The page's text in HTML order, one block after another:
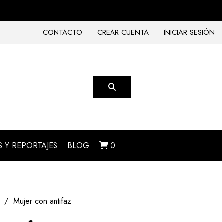
CONTACTO
CREAR CUENTA INICIAR SESIÓN
Y REPORTAJES BLOG 0
Mujer con antifaz